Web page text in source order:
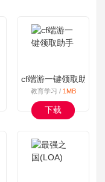
cf端游一键领取助手
教育学习 / 1MB
下载